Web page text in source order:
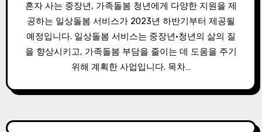
혼자 사는 중장년, 가족돌봄 청년에게 다양한 지원을 제
공하는 일상돌봄 서비스가 2023년 하반기부터 제공될
예정입니다. 일상돌봄 서비스는 중장년·청년의 삶의 질
을 향상시키고, 가족돌봄 부담을 줄이는 데 도움을 주기
위해 계획한 사업입니다. 목차…